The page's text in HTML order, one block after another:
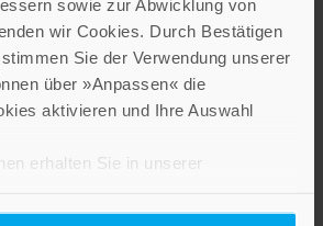
sowie zur Abwicklung von
wir Cookies. Durch Bestätigen
Sie der Verwendung unserer
über »Anpassen« die
aktivieren und Ihre Auswahl
erhalten Sie in unserer